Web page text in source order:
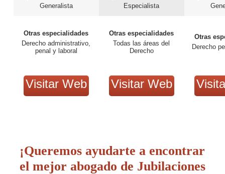
Generalista
Otras especialidades
Derecho administrativo,
penal y laboral
Visitar Web
Especialista
Otras especialidades
Todas las áreas del
Derecho
Visitar Web
Otras
Derecho
¡Queremos ayudarte a encontrar
el mejor abogado de Jubilaciones